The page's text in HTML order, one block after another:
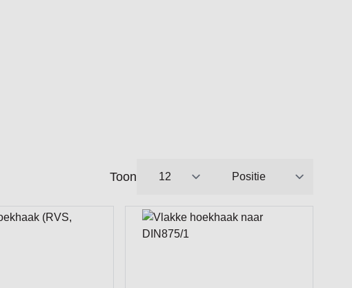
Toon
per pagina Sorteer op